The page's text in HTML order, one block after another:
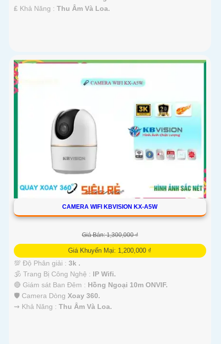
️₤ Khả Năng : Thu Âm Và Loa.
CAMERA WIFI KBVISION KX-A5W
Giá Bán: 1,300,000 ₫
Giá Khuyến Mại: 1,200,000 ₫
💯 Độ Phân giải : 3k .
🕉️ Trang Bị Công Nghệ : IP Wifi.
🔴 Giám sát Ban Đêm : Hồng Ngoại 10m ONVIF.
🛡 Camera Dòng Xoay 360.
️⇝ Khả Năng : Thu Âm Và Loa.